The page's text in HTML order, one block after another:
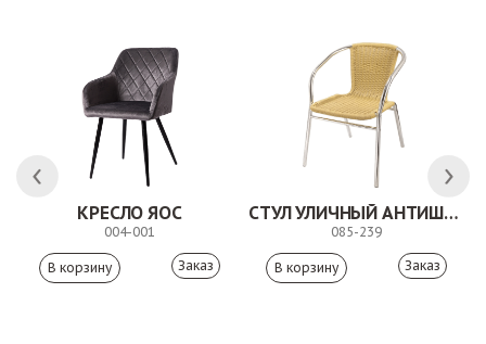
КРЕСЛО ЯОС
004-001
Заказ
СТУЛ УЛИЧНЫЙ АНТИШОН
085-239
Заказ